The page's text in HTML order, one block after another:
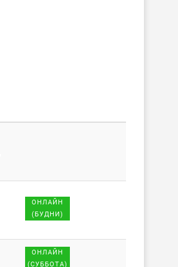
ОНЛАЙН
(БУДНИ)
ОНЛАЙН
(СУББОТА)